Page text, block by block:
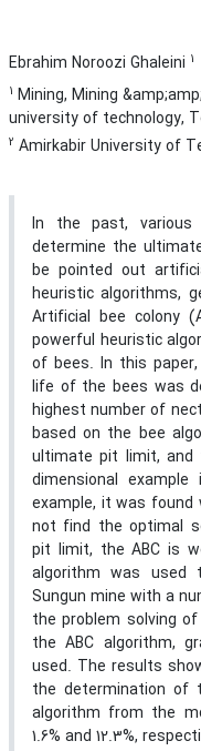
Ebrahim Noroozi Ghaleini 1
1 Mining, Mining
university of technology,
2 Amirkabir University of
In the past, various
determine the
be pointed out
heuristic algorithms,
Artificial bee colony
powerful heuristic
of bees. In this
life of the bees was
highest number of
based on the bee
ultimate pit limit, and
dimensional
example, it was found
not find the optimal
pit limit, the ABC is
algorithm was
Sungun mine with a
the problem solving
the ABC algorithm,
used. The results
the determination of
algorithm from the
1.6% and 12.3%,